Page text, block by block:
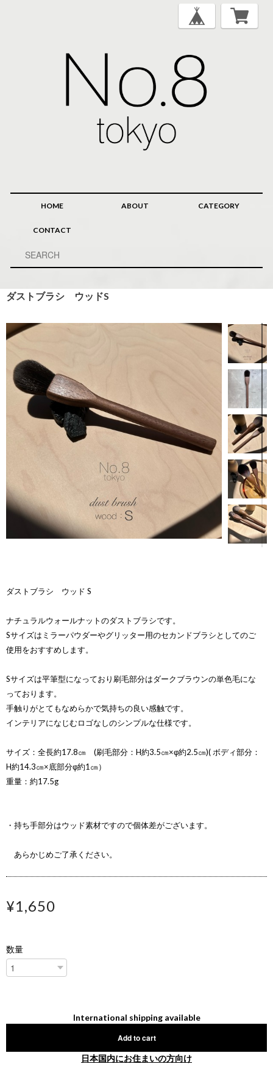
HOME ABOUT CATEGORY
CONTACT
ダストブラシ ウッドS
ダストブラシ ウッド S
ナチュラルウォールナットのダストブラシです。
Sサイズはミラーパウダーやグリッター用のセカンドブラシとしてのご
使用をおすすめします。
Sサイズは平筆型になっており刷毛部分はダークブラウンの単色毛にな
っております。
手触りがとてもなめらかで気持ちの良い感触です。
インテリアになじむロゴなしのシンプルな仕様です。
サイズ：全長約17.8㎝ (刷毛部分：H約3.5㎝×φ約2.5㎝)( ボディ部分：
H約14.3㎝×底部分φ約1㎝）
重量：約17.5g
・持ち手部分はウッド素材ですので個体差がございます。
あらかじめご了承ください。
¥1,650
数量
International shipping available
Add to cart
日本国内にお住まいの方向け